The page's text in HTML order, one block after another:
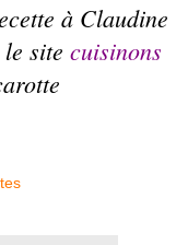
à Claudine
site cuisinons